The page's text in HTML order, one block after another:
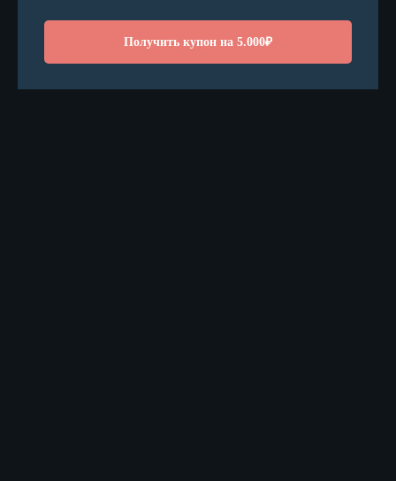
Получить купон на 5.000₽